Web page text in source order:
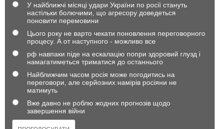
У найближчі місяці удари України по росії стануть
настільки болючими, що агресору доведеться
поновити перемовини
Цього року не варто чекати поновлення переговорного
процесу. А от наступного - можливо все
рф навпаки піде на ескалацію попри здоровий глузд і
намагатиметься триматися до останнього
Найближчим часом росія може погодитись на
переговори, але серйозних намірів росіяни не
матимуть
Вже давно не роблю жодних прогнозів щодо
завершення війни